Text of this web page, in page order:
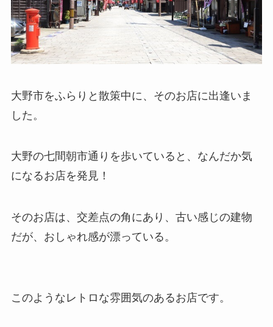
大野市をふらりと散策中に、そのお店に出逢いま
した。
大野の七間朝市通りを歩いていると、なんだか気
になるお店を発見！
そのお店は、交差点の角にあり、古い感じの建物
だが、おしゃれ感が漂っている。
このようなレトロな雰囲気のあるお店です。